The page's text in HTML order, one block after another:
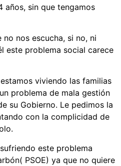
años, sin que tengamos
nos escucha, si no, ni
este problema social carece
viviendo las familias
problema de mala gestión
su Gobierno. Le pedimos la
con la complicidad de
este problema
PSOE) ya que no quiere